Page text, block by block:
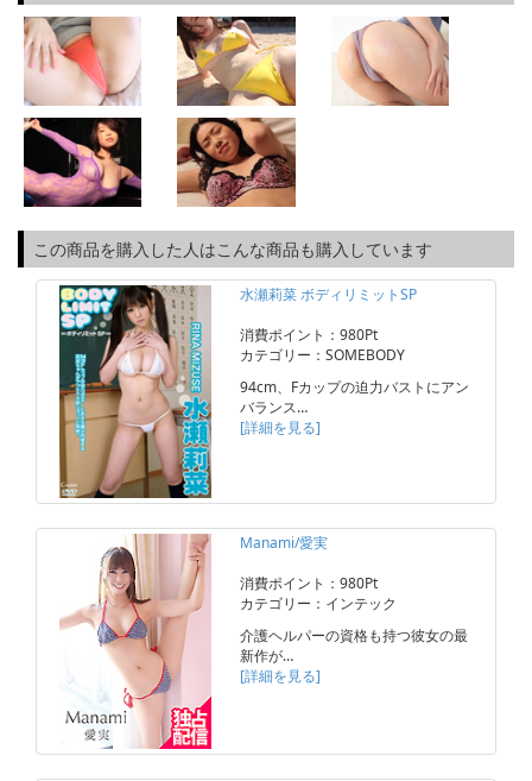
この商品を購入した人はこんな商品も購入しています
水瀬莉菜 ボディリミットSP
消費ポイント：980Pt
カテゴリー：SOMEBODY
94cm、Fカップの迫力バストにアン
バランス…
[詳細を見る]
Manami/愛実
消費ポイント：980Pt
カテゴリー：インテック
介護ヘルパーの資格も持つ彼女の最
新作が…
[詳細を見る]